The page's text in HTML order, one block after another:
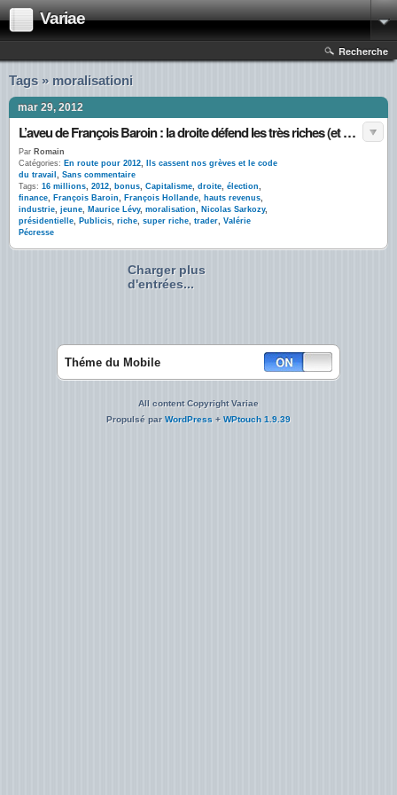
Variae
Recherche
Tags » moralisationi
mar 29, 2012
L’aveu de François Baroin : la droite défend les très riches (et pas les jeunes)
Par Romain
Catégories: En route pour 2012,
Ils cassent nos grèves et le code
du travail , Sans commentaire
Tags: 16 millions, 2012, bonus, Capitalisme, droite, élection,
finance, François Baroin, François Hollande, hauts revenus,
industrie, jeune, Maurice Lévy, moralisation, Nicolas Sarkozy,
présidentielle, Publicis, riche, super riche, trader, Valérie
Pécresse
Charger plus
d'entrées...
Théme du Mobile
All content Copyright Variae
Propulsé parWordPress + WPtouch 1.9.39